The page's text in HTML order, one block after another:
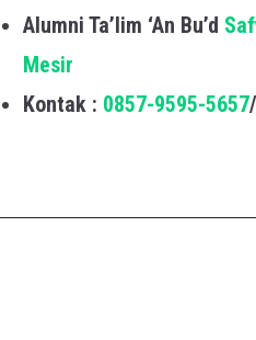
Alumni Ta’lim ‘An Bu’d
Mesir
Kontak : 0857-9595-5657/